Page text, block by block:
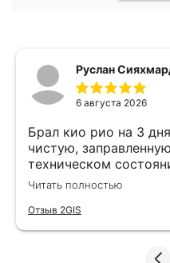
Руслан
6 августа 2026
Брал кио рио на 3
чистую,
техническом
вопрос нет, все
Cars&Go
Читать полностью
Отзыв 2GIS